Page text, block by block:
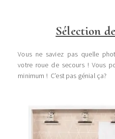
Sélection
Vous ne saviez pas quelle
votre roue de secours ! Vous
minimum ! C’est pas génial ça?